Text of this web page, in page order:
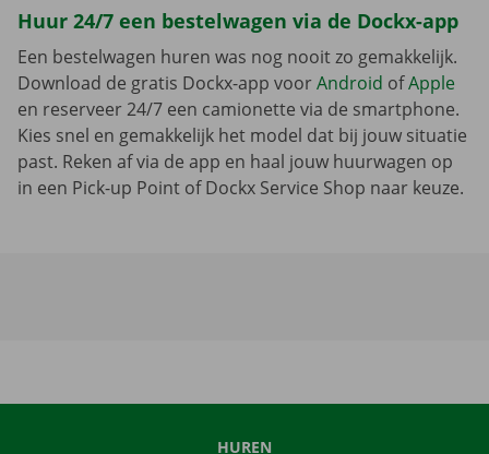
Huur 24/7 een bestelwagen via de Dockx-app
Een bestelwagen huren was nog nooit zo gemakkelijk.
Download de gratis Dockx-app voorAndroid ofApple
en reserveer 24/7 een camionette via de smartphone.
Kies snel en gemakkelijk het model dat bij jouw situatie
past. Reken af via de app en haal jouw huurwagen op
in een Pick-up Point of Dockx Service Shop naar keuze.
HUREN